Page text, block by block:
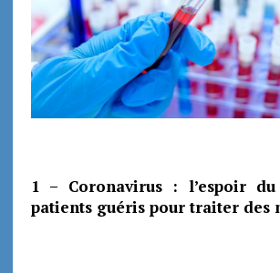
1 – Coronavirus : l’espoir
patients guéris pour traiter des